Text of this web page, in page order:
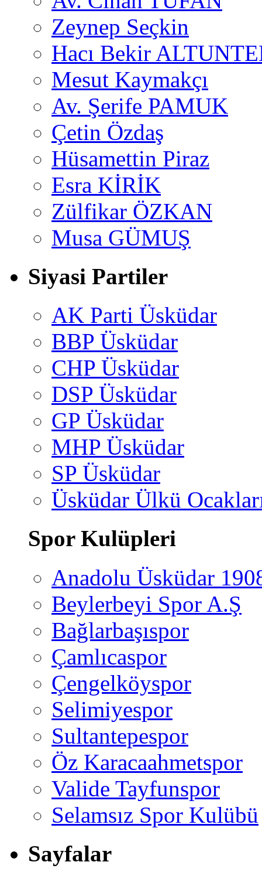
Zeynep Seçkin
Hacı Bekir
Mesut Kaymakçı
Av. Şerife PAMUK
Çetin Özdaş
Hüsamettin Piraz
Esra KİRİK
Zülfikar ÖZKAN
Musa GÜMUŞ
Siyasi Partiler
AK Parti Üsküdar
BBP Üsküdar
CHP Üsküdar
DSP Üsküdar
GP Üsküdar
MHP Üsküdar
SP Üsküdar
Üsküdar Ülkü
Spor Kulüpleri
Anadolu Üsküdar
Beylerbeyi Spor A.Ş
Bağlarbaşıspor
Çamlıcaspor
Çengelköyspor
Selimiyespor
Sultantepespor
Öz Karacaahmetspor
Valide Tayfunspor
Selamsız Spor Kulübü
Sayfalar